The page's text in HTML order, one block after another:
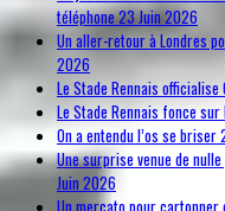
téléphone23 Juin 2026
Un aller-retour à Londres
2026
Le Stade Rennais officialise
Le Stade Rennais fonce sur
On a entendu l’os se briser
Une surprise venue de
Juin 2026
Un mercato pour cartonner